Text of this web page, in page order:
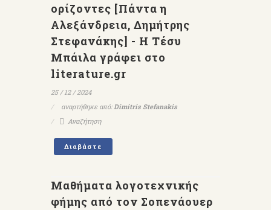
ορίζοντες [Πάντα η
Αλεξάνδρεια, Δημήτρης
Στεφανάκης] - Η Τέσυ
Μπάιλα γράφει στο
literature.gr
25 / 12 / 2024
αναρτήθηκε από:Dimitris Stefanakis
Αναζήτηση
Διαβάστε
Μαθήματα λογοτεχνικής
φήμης από τον Σοπενάουερ